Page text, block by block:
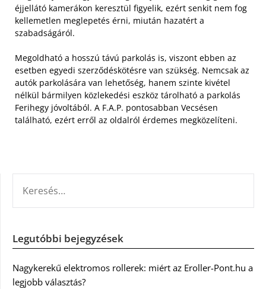
éjjellátó kamerákon keresztül figyelik, ezért senkit nem fog
kellemetlen meglepetés érni, miután hazatért a
szabadságáról.
Megoldható a hosszú távú parkolás is, viszont ebben az
esetben egyedi szerződéskötésre van szükség. Nemcsak az
autók parkolására van lehetőség, hanem szinte kivétel
nélkül bármilyen közlekedési eszköz tárolható a parkolás
Ferihegy jóvoltából. A F.A.P. pontosabban Vecsésen
található, ezért erről az oldalról érdemes megközelíteni.
Legutóbbi bejegyzések
Nagykerekű elektromos rollerek: miért az Eroller-Pont.hu a
legjobb választás?